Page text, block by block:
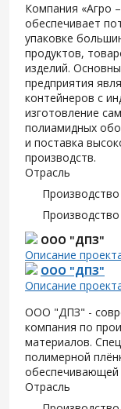
Компания «Агро
обеспечивает
упаковке
продуктов,
изделий.
предприятия
контейнеров с
изготовление
полиамидных
и поставка
производств.
Отрасль
Производство
ООО "ДПЗ"
Описание
ООО "ДПЗ"
Описание
ООО "ДПЗ" -
компания по
материалов.
полимерной
обеспечивающей
Отрасль